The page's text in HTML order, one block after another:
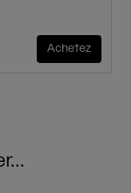
Achetez